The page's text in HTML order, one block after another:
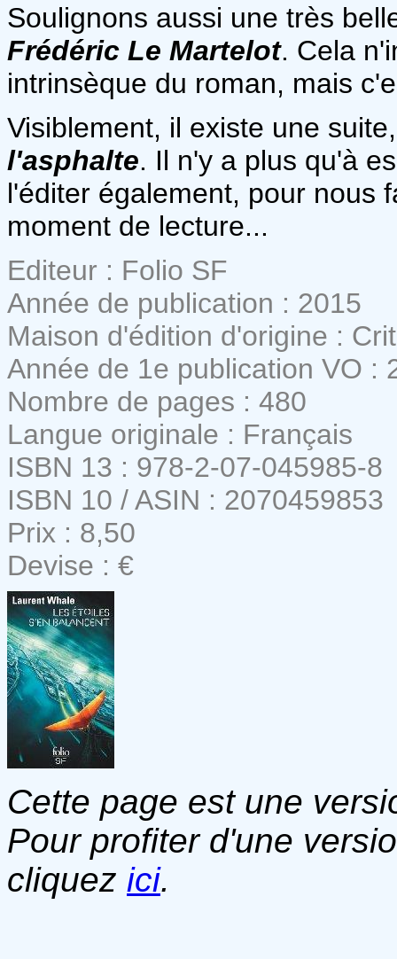
Soulignons aussi une très
Frédéric Le Martelot. Cela
intrinsèque du roman, mais
Visiblement, il existe une
l'asphalte. Il n'y a plus qu'à
l'éditer également, pour nous
moment de lecture...
Editeur : Folio SF
Année de publication : 2015
Maison d'édition d'origine :
Année de 1e publication VO :
Nombre de pages : 480
Langue originale : Français
ISBN 13 : 978-2-07-045985-8
ISBN 10 / ASIN : 2070459853
Prix : 8,50
Devise : €
Cette page est une
Pour profiter d'une
cliquez ici.